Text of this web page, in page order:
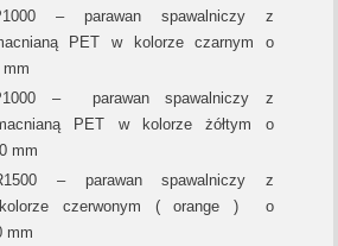
– parawan spawalniczy z
PET w kolorze czarnym o
– parawan spawalniczy z
PET w kolorze żółtym o
mm
– parawan spawalniczy z
kolorze czerwonym ( orange ) o
mm